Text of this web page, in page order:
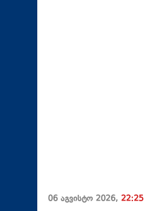
06 აგვისტო 2026, 22:25